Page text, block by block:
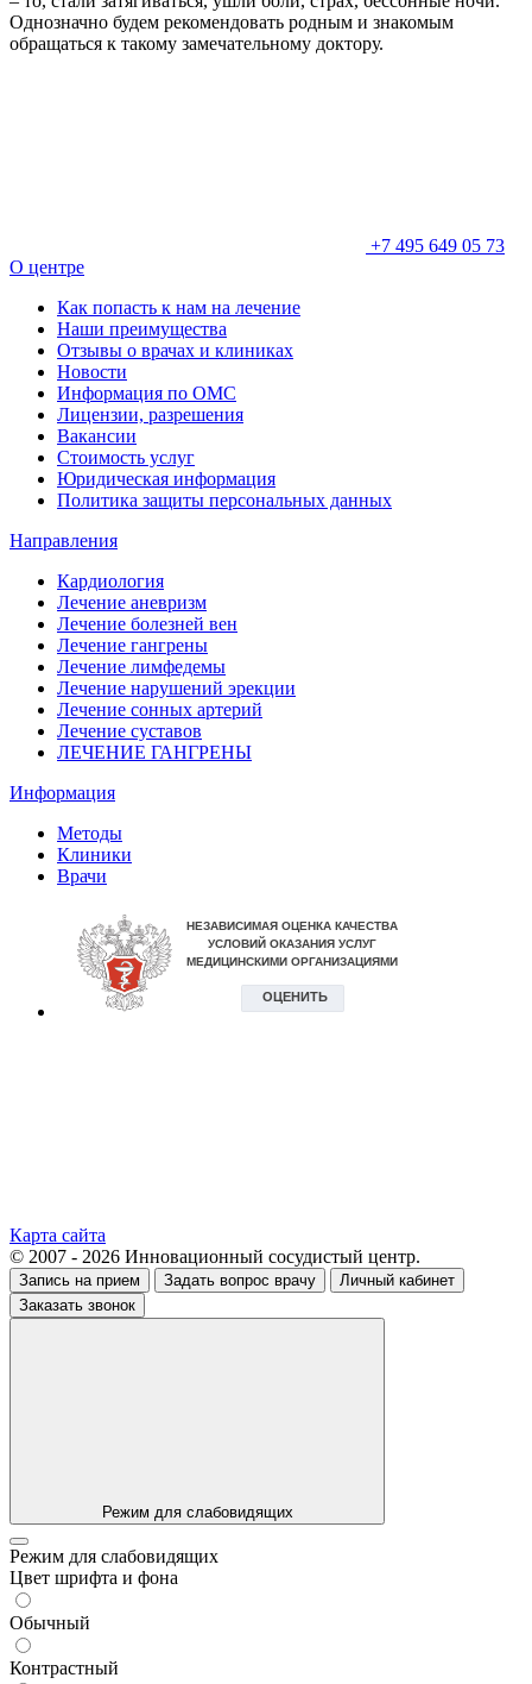
Однозначно будем рекомендовать родным и знакомым
обращаться к такому замечательному доктору.
+7 495 649 05 73
О центре
Как попасть к нам на лечение
Наши преимущества
Отзывы о врачах и клиниках
Новости
Информация по ОМС
Лицензии, разрешения
Вакансии
Стоимость услуг
Юридическая информация
Политика защиты персональных данных
Направления
Кардиология
Лечение аневризм
Лечение болезней вен
Лечение гангрены
Лечение лимфедемы
Лечение нарушений эрекции
Лечение сонных артерий
Лечение суставов
ЛЕЧЕНИЕ ГАНГРЕНЫ
Информация
Методы
Клиники
Врачи
Карта сайта
© 2007 - 2026 Инновационный сосудистый центр.
Запись на прием Задать вопрос врачу
Личный кабинет
Заказать звонок
Режим для слабовидящих
Режим для слабовидящих
Цвет шрифта и фона
Обычный
Контрастный